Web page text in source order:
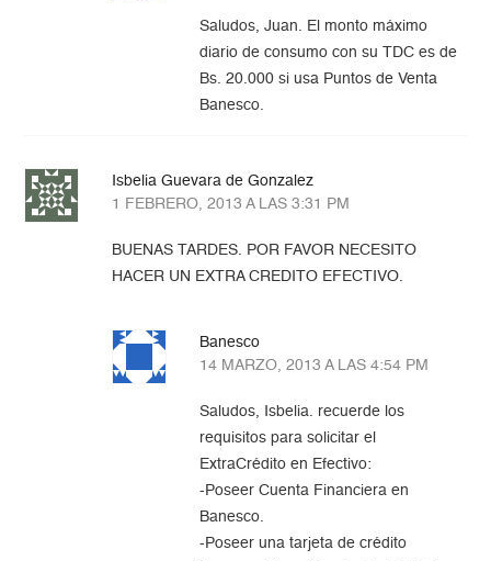
Saludos, Juan. El monto máximo
diario de consumo con su TDC es de
Bs. 20.000 si usa Puntos de Venta
Banesco.
Isbelia Guevara de Gonzalez
1 FEBRERO, 2013 A LAS 3:31 PM
BUENAS TARDES. POR FAVOR NECESITO
HACER UN EXTRA CREDITO EFECTIVO.
Banesco
14 MARZO, 2013 A LAS 4:54 PM
Saludos, Isbelia. recuerde los
requisitos para solicitar el
ExtraCrédito en Efectivo:
-Poseer Cuenta Financiera en
Banesco.
-Poseer una tarjeta de crédito